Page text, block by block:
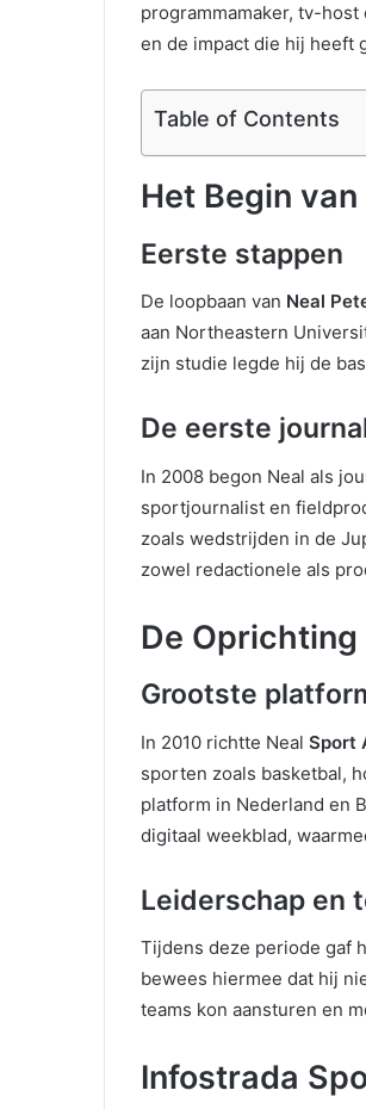
programmamaker, tv-
en de impact die hij heeft
Table of Contents
Het Begin
Eerste stappen
De loopbaan van Neal
aan Northeastern
zijn studie legde hij de
De eerste
In 2008 begon Neal als
sportjournalist en
zoals wedstrijden in de
zowel redactionele als
De
Grootste
In 2010 richtte Neal Sport
sporten zoals basketbal,
platform in Nederland en
digitaal weekblad,
Leiderschap en
Tijdens deze periode gaf
bewees hiermee dat hij
teams kon aansturen en
Infostrada